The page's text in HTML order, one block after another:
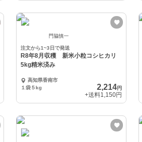
門脇慎一
注文から1~3日で発送
R8年8月収穫 新米小粒コシヒカリ
5kg精米済み
高知県香南市
１袋５kg
2,214円
+送料1,150円